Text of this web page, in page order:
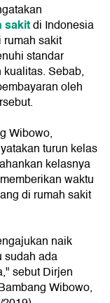
sakitdi Indonesia
sakit
standar
Sebab,
oleh
Wibowo,
turun kelas
kelasnya
waktu
di rumah sakit
naik
sudah ada
sebut Dirjen
Wibowo,